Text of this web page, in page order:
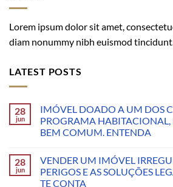
Lorem ipsum dolor sit amet,
diam nonummy nibh euismod
LATEST POSTS
28
jun
IMÓVEL DOADO A UM DOS
PROGRAMA HABITACIONAL,
BEM COMUM. ENTENDA
28
jun
VENDER UM IMÓVEL
PERIGOS E AS SOLUÇÕES
TE CONTA